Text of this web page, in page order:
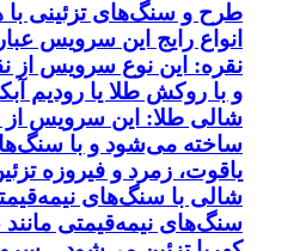
طرح و سنگ‌های تزئینی با
انواع رایج این سرویس
و با روکش طلا یا
ساخته می‌شود و با
یاقوت، زمرد و فیروزه
شالی با سنگ‌های
سنگ‌های نیمه‌قیمتی